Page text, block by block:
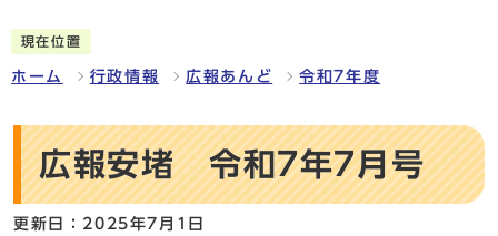
現在位置
ホーム 行政情報 広報あんど 令和7年度
広報安堵 令和7年7月号
更新日：2025年7月1日